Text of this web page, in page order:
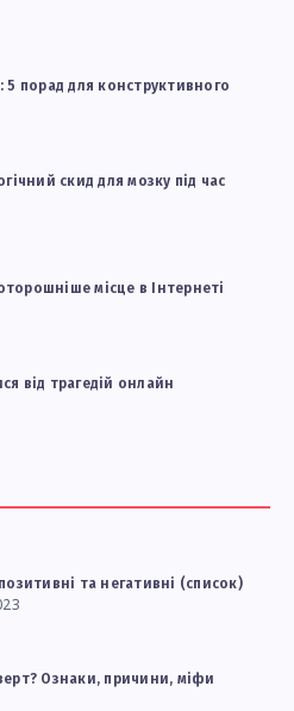
5 порад для конструктивного
скид для мозку під час
місце в Інтернеті
від трагедій онлайн
та негативні (список)
Ознаки, причини, міфи